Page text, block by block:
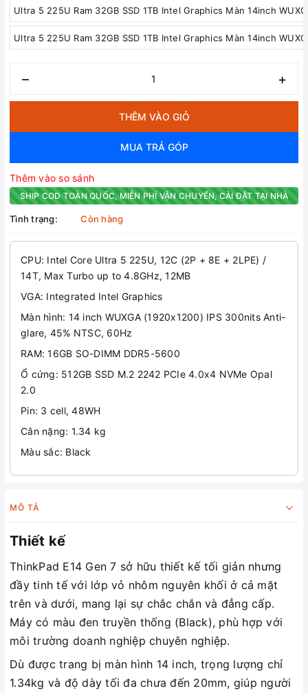
Ultra 5 225U Ram 32GB SSD 1TB Intel Graphics Màn 14inch
Ultra 5 225U Ram 32GB SSD 1TB Intel Graphics Màn 14inch
– +
THÊM VÀO GIỎ
MUA TRẢ GÓP
Thêm vào so sánh
SHIP COD TOÀN QUỐC, MIỄN PHÍ VẬN CHUYỂN, CÀI ĐẶT TẠI NHÀ
Tình trạng: Còn hàng
CPU: Intel Core Ultra 5 225U, 12C (2P + 8E + 2LPE) /
14T, Max Turbo up to 4.8GHz, 12MB
VGA: Integrated Intel Graphics
Màn hình: 14 inch WUXGA (1920x1200) IPS 300nits Anti-
glare, 45% NTSC, 60Hz
RAM: 16GB SO-DIMM DDR5-5600
Ổ cứng: 512GB SSD M.2 2242 PCIe 4.0x4 NVMe Opal
2.0
Pin: 3 cell, 48WH
Cân nặng: 1.34 kg
Màu sắc: Black
MÔ TẢ
Thiết kế
ThinkPad E14 Gen 7 sở hữu thiết kế tối giản nhưng
đầy tinh tế với lớp vỏ nhôm nguyên khối ở cả mặt
trên và dưới, mang lại sự chắc chắn và đẳng cấp.
Máy có màu đen truyền thống (Black), phù hợp với
môi trường doanh nghiệp chuyên nghiệp.
Dù được trang bị màn hình 14 inch, trọng lượng chỉ
1.34kg và độ dày tối đa chưa đến 20mm, giúp người